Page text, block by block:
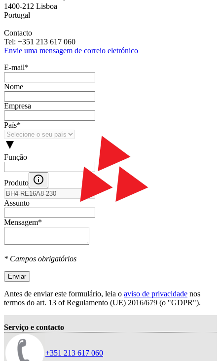
1400-212 Lisboa
Portugal
Contacto
Tel: +351 213 617 060
Envie uma mensagem de correio eletrónico
E‑mail*
Nome
Empresa
País*
Função
Produto
Assunto
Mensagem*
* Campos obrigatórios
Enviar
Antes de enviar este formulário, leia o aviso de privacidade nos
termos do art. 13 оf Regulamento (UE) 2016/679 (o "GDPR").
Serviço e contacto
+351 213 617 060